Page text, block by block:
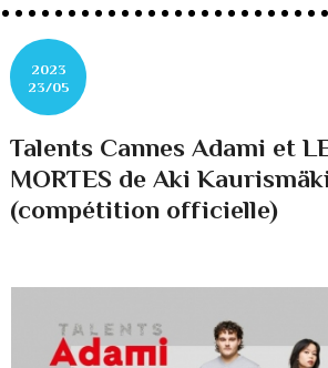
2023
23/05
Talents Cannes Adami et
MORTES de Aki
(compétition officielle)